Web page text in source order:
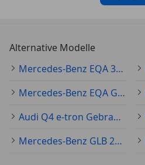
Alternative Modelle
Mercedes-Benz EQA 300 Gebraucht
Mercedes-Benz EQA Gebraucht
Audi Q4 e-tron Gebraucht
Mercedes-Benz GLB 250 Gebraucht